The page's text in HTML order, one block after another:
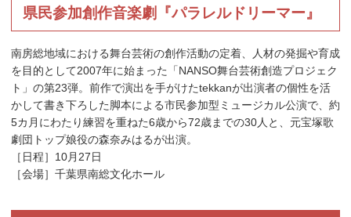
県民参加創作音楽劇『パラレルドリーマー』
南房総地域における舞台芸術の創作活動の定着、人材の発掘や育成
を目的として2007年に始まった「NANSO舞台芸術創造プロジェク
ト」の第23弾。前作で演出を手がけたtekkanが出演者の個性を活
かして書き下ろした脚本による市民参加型ミュージカル公演で、約
5カ月にわたり練習を重ねた6歳から72歳までの30人と、元宝塚歌
劇団トップ娘役の森奈みはるが出演。
［日程］10月27日
［会場］千葉県南総文化ホール